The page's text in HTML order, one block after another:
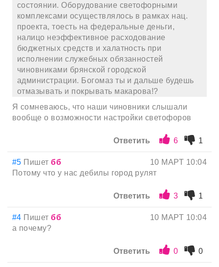
состоянии. Оборудование светофорными
комплексами осуществлялось в рамках нац.
проекта, тоесть на федеральные деньги,
налицо неэффективное расходование
бюджетных средств и халатность при
исполнении служебных обязанностей
чиновниками брянской городской
администрации. Богомаз ты и дальше будешь
отмазывать и покрывать макарова!?
Я сомневаюсь, что наши чиновники слышали
вообще о возможности настройки светофоров
Ответить 6 1
#5 Пишетбб
10 МАРТ 10:04
Потому что у нас дебилы город рулят
Ответить 3 1
#4 Пишетбб
10 МАРТ 10:04
а почему?
Ответить 0 0